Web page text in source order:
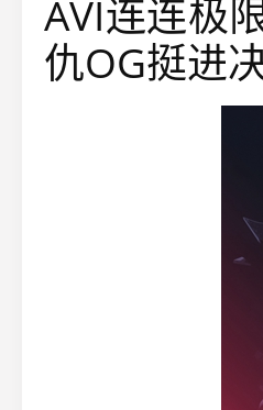
AVI连连极
仇OG挺进决